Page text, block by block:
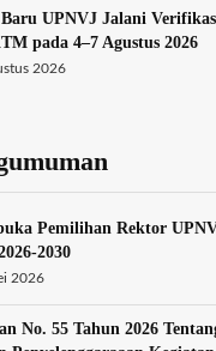
Baru UPNVJ Jalani
pada 4–7 Agustus 2026
2026
Pemilihan Rektor
2030
2026
No. 55 Tahun 2026